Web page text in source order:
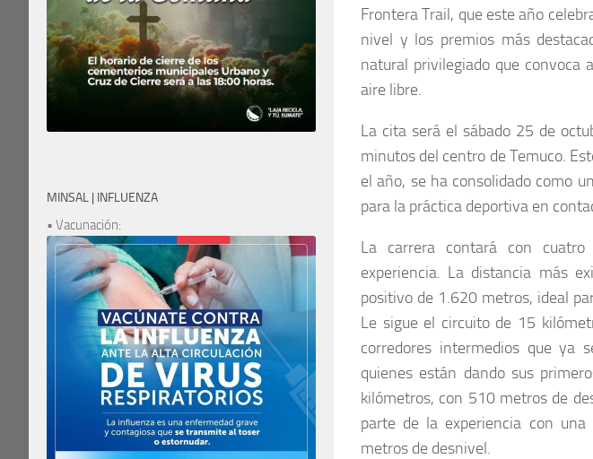
Frontera Trail, que este año
nivel y los premios más
natural privilegiado que convoca
aire libre.
La cita será el sábado 25 de
minutos del centro de Temuco.
el año, se ha consolidado como
para la práctica deportiva en
La carrera contará con
experiencia. La distancia más
positivo de 1.620 metros, ideal
Le sigue el circuito de 15
corredores intermedios que ya
quienes están dando sus
kilómetros, con 510 metros de
parte de la experiencia con
metros de desnivel.
MINSAL | INFLUENZA
• Vacunación: